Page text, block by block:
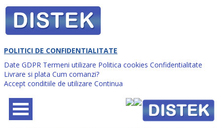
POLITICI DE CONFIDENTIALITATE
Date GDPR Termeni utilizare Politica cookies Confidentialitate
Livrare si plata Cum comanzi?
Accept conditiile de utilizare Continua